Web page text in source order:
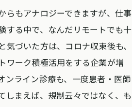
らもアナロジーできますが、仕事
する中で、なんだリモートでも十
気づいた方は、コロナ収束後も、
ワーク積極活用をする企業が増
ンライン診療も、一度患者・医師
しまえば、規制云々ではなく、も